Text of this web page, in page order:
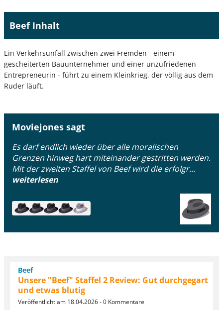
Beef Inhalt
Ein Verkehrsunfall zwischen zwei Fremden - einem
gescheiterten Bauunternehmer und einer unzufriedenen
Entrepreneurin - führt zu einem Kleinkrieg, der völlig aus dem
Ruder läuft.
Moviejones sagt
Es darf endlich wieder über alle moralischen
Grenzen hinweg hart miteinander gestritten werden.
Mit der zweiten Staffel von Beef wird die erfolgr...
weiterlesen
Beef
Unsere "Beef" Staffel 2 Review: Gut durchgegart
und etwas blutig
Veröffentlicht am 18.04.2026 - 0 Kommentare